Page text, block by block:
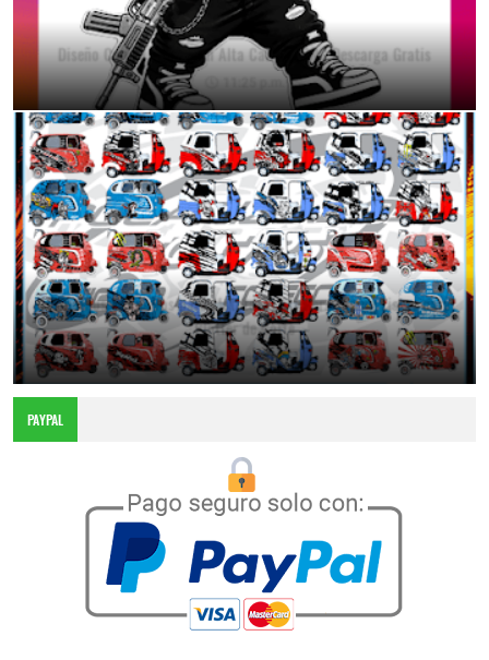
Diseño Conejo Urbano en Alta Calidad PNG Descarga Gratis
11:25 p.m.
46 Diseños Exclusivos para Mototaxi | Stickers Tuning Listos para
Plotter de Corte
9:18 p.m.
PAYPAL